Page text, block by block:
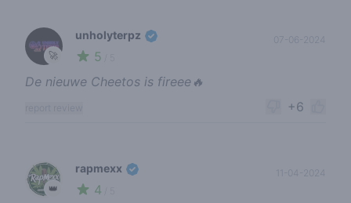
🚀
unholyterpz
5
De nieuwe Cheetos is fireee🔥
+6
👑
rapmexx
4